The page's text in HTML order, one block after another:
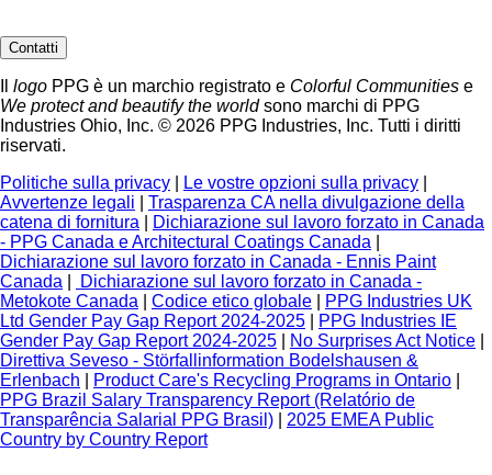
Contatti
logo PPG è un marchio registrato e Colorful Communities e
We protect and beautify the worldsono marchi di PPG
Industries Ohio, Inc. © 2026 PPG Industries, Inc. Tutti i diritti
riservati.
Politiche sulla privacy
Le vostre opzioni sulla privacy
Avvertenze legali
Trasparenza CA nella divulgazione della
catena di fornitura
Dichiarazione sul lavoro forzato in Canada
- PPG Canada e Architectural Coatings Canada
Dichiarazione sul lavoro forzato in Canada - Ennis Paint
Canada
Dichiarazione sul lavoro forzato in Canada -
Metokote Canada
Codice etico globale
PPG Industries UK
Ltd Gender Pay Gap Report 2024-2025
PPG Industries IE
Gender Pay Gap Report 2024-2025
No Surprises Act Notice
Direttiva Seveso - Störfallinformation Bodelshausen &
Erlenbach
Product Care's Recycling Programs in Ontario
PPG Brazil Salary Transparency Report (Relatório de
Transparência Salarial PPG Brasil)
2025 EMEA Public
Country by Country Report